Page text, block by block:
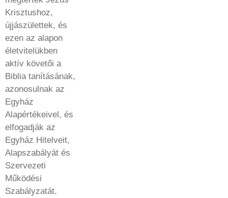
Krisztushoz,
újjászülettek, és
ezen az alapon
életvitelükben
aktív követői a
Biblia tanításának,
azonosulnak az
Egyház
Alapértékeivel, és
elfogadják az
Egyház Hitelveit,
Alapszabályát és
Szervezeti
Működési
Szabályzatát.